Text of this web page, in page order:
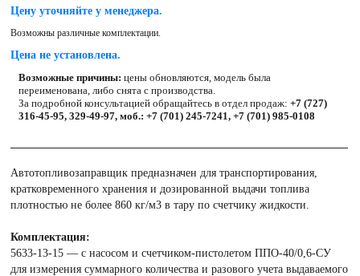
Цену уточняйте у менеджера.
Возможны различные комплектации.
Цена не установлена.
Возможные причины: цены обновляются, модель была
переименована, либо снята с производства.
За подробной консультацией обращайтесь в отдел продаж: +7 (727)
316-45-95, 329-49-97, моб.: +7 (701) 245-7241, +7 (701) 985-0108
Автотопливозаправщик предназначен для транспортирования,
кратковременного хранения и дозированной выдачи топлива
плотностью не более 860 кг/м3 в тару по счетчику жидкости.
Комплектация:
5633-13-15 — с насосом и счетчиком-пистолетом ППО-40/0,6-СУ
для измерения суммарного количества и разового учета выдаваемого